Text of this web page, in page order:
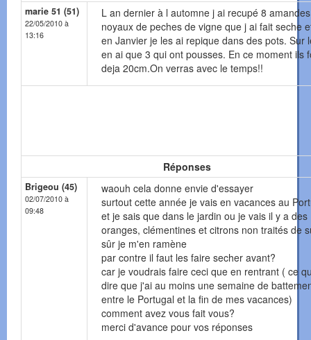
marie 51 (51)
22/05/2010 à
13:16
L an dernier à l automne j ai recupé 8
noyaux de peches de vigne que j ai fait seche
en Janvier je les ai repique dans des pots. Sur
en ai que 3 qui ont pousses. En ce moment ils
deja 20cm.On verras avec le temps!!
Réponses
Brigeou (45)
02/07/2010 à
09:48
waouh cela donne envie d'essayer
surtout cette année je vais en vacances au
et je sais que dans le jardin ou je vais il y a des
oranges, clémentines et citrons non traités de
sûr je m'en ramène
par contre il faut les faire secher avant?
car je voudrais faire ceci que en rentrant ( ce
dire que j'ai au moins une semaine de
entre le Portugal et la fin de mes vacances)
comment avez vous fait vous?
merci d'avance pour vos réponses